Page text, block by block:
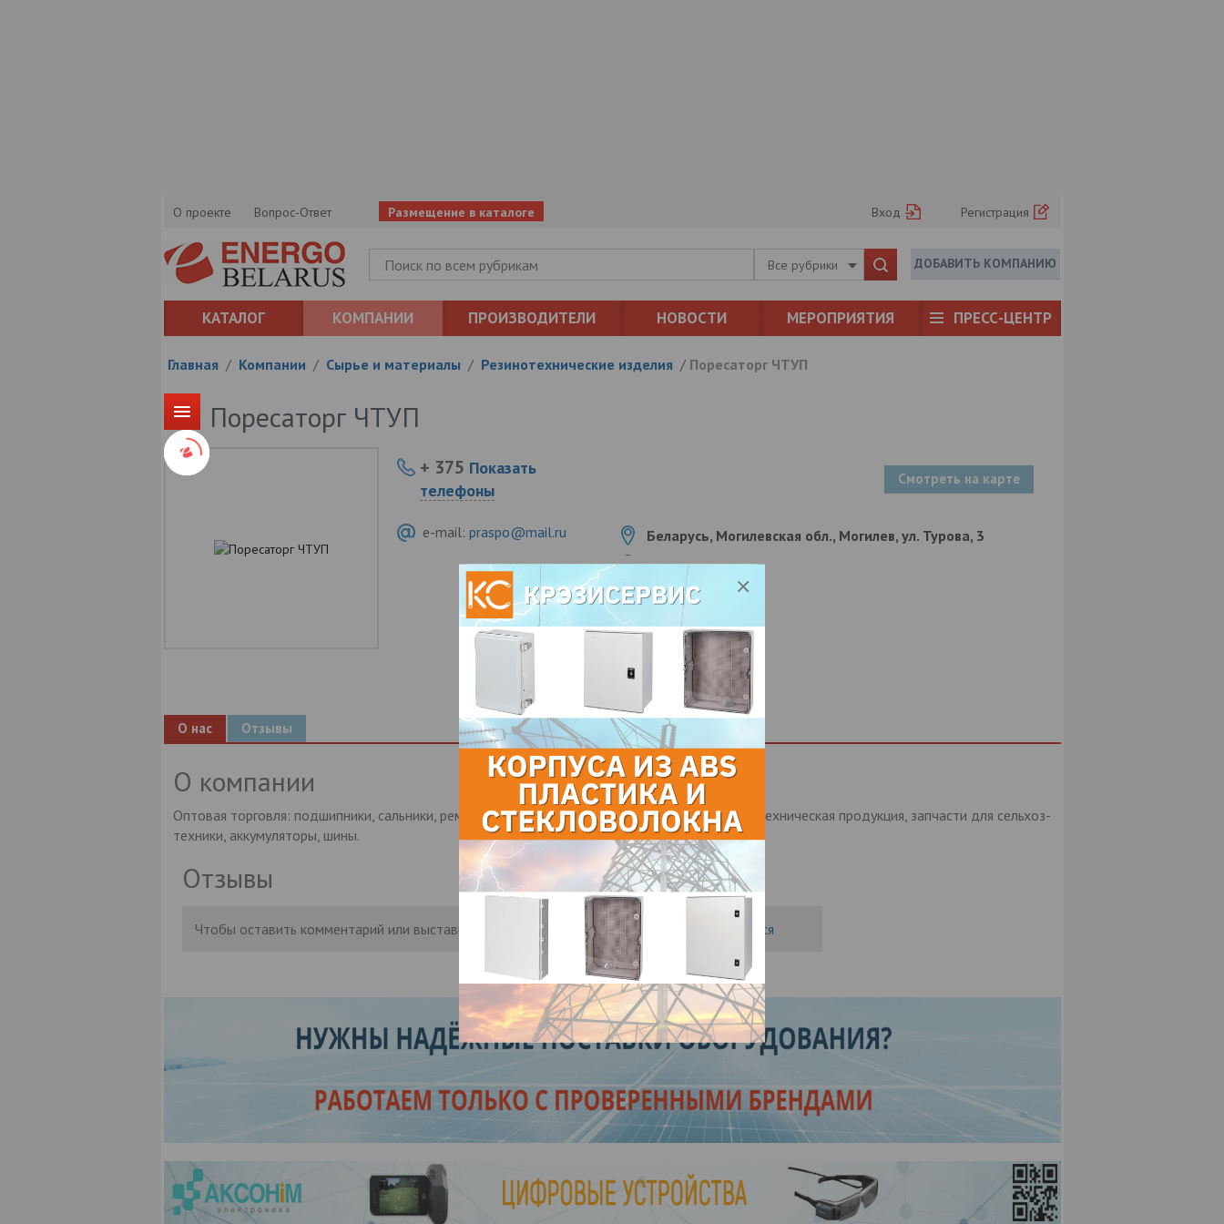
О проекте Вопрос-Ответ Размещение в каталоге Вход Регистрация
Все рубрики ДОБАВИТЬ КОМПАНИЮ
КАТАЛОГ КОМПАНИИ ПРОИЗВОДИТЕЛИ НОВОСТИ МЕРОПРИЯТИЯ ПРЕСС-ЦЕНТР
Главная / Компании / Сырье и материалы / Резинотехнические изделия / Поресаторг ЧТУП
Поресаторг ЧТУП
+ 375 Показать
телефоны
e-mail: praspo@mail.ru
Смотреть на карте
Беларусь, Могилевская обл., Могилев, ул. Турова, 3
О нас Отзывы
О компании
Оптовая торговля: подшипники, сальники, ремни, цепи, резино-технические изделия, электо-техническая продукция, запчасти для сельхоз-
техники, аккумуляторы, шины.
Отзывы
Чтобы оставить комментарий или выставить рейтинг, нужно Войтиили Зарегистрироваться